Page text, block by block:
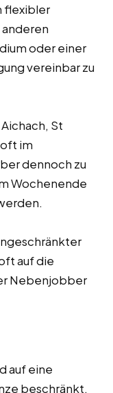
flexibler
oder einer
vereinbar zu
St
im
dennoch zu
Wochenende
auf die
Nebenjobber
auf eine
beschränkt,